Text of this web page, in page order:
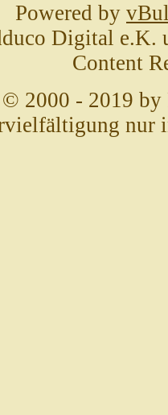
Powered by
Digital e.K.
Content
2000 - 2019 by
nur